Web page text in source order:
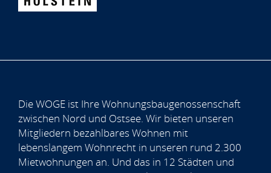
Die WOGE ist Ihre Wohnungsbaugenossenschaft
zwischen Nord und Ostsee. Wir bieten unseren
Mitgliedern bezahlbares Wohnen mit
lebenslangem Wohnrecht in unseren rund 2.300
Mietwohnungen an. Und das in 12 Städten und